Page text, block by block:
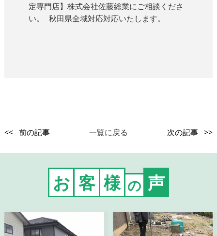
定専門店】株式会社佐藤総業にご相談くださ
い。 秋田県全域対応対応いたします。
<< 前の記事 一覧に戻る 次の記事 >>
お 客 様 の 声